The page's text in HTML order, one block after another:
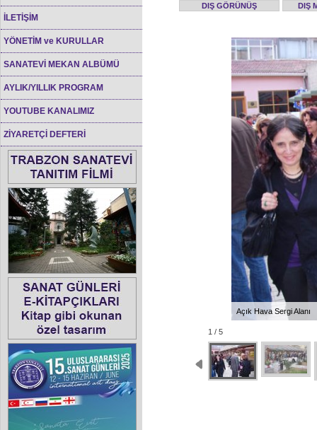
İLETİŞİM
YÖNETİM ve KURULLAR
SANATEVİ MEKAN ALBÜMÜ
AYLIK/YILLIK PROGRAM
YOUTUBE KANALIMIZ
ZİYARETÇİ DEFTERİ
DIŞ GÖRÜNÜŞ DIŞ
Açık Hava Sergi Alanı
1 / 5